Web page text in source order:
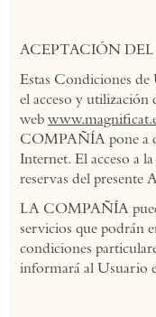
ACEPTACIÓN
Estas Condiciones de
el acceso y utilización
web
COMPAÑÍA pone a
Internet. El acceso a
reservas del presente
LA COMPAÑÍA
servicios que podrán
condiciones
informará al Usuario